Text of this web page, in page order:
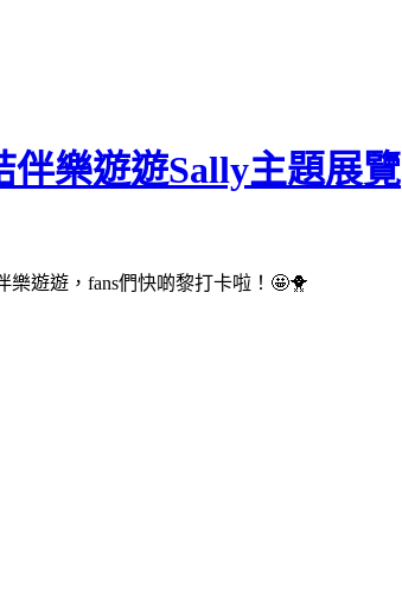
伴樂遊遊Sally主題展覽
樂遊遊， fans們快啲黎打卡啦！ 🤩🐥